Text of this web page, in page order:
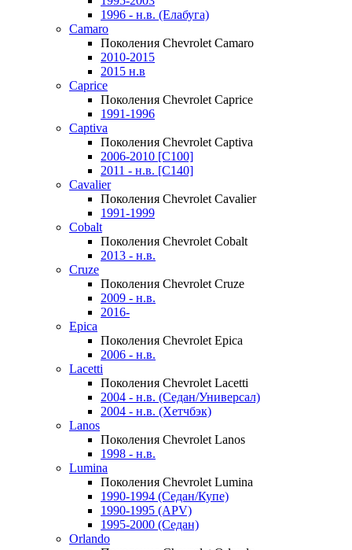
1996 - н.в. (Елабуга)
Camaro
Поколения Chevrolet Camaro
2010-2015
2015 н.в
Caprice
Поколения Chevrolet Caprice
1991-1996
Captiva
Поколения Chevrolet Captiva
2006-2010 [C100]
2011 - н.в. [C140]
Cavalier
Поколения Chevrolet Cavalier
1991-1999
Cobalt
Поколения Chevrolet Cobalt
2013 - н.в.
Cruze
Поколения Chevrolet Cruze
2009 - н.в.
2016-
Epica
Поколения Chevrolet Epica
2006 - н.в.
Lacetti
Поколения Chevrolet Lacetti
2004 - н.в. (Седан/Универсал)
2004 - н.в. (Хетчбэк)
Lanos
Поколения Chevrolet Lanos
1998 - н.в.
Lumina
Поколения Chevrolet Lumina
1990-1994 (Седан/Купе)
1990-1995 (APV)
1995-2000 (Седан)
Orlando